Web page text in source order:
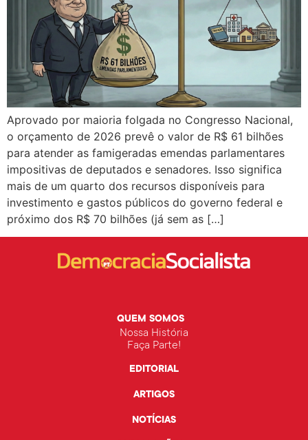
Aprovado por maioria folgada no Congresso Nacional,
o orçamento de 2026 prevê o valor de R$ 61 bilhões
para atender as famigeradas emendas parlamentares
impositivas de deputados e senadores. Isso significa
mais de um quarto dos recursos disponíveis para
investimento e gastos públicos do governo federal e
próximo dos R$ 70 bilhões (já sem as […]
QUEM SOMOS
Nossa História
Faça Parte!
EDITORIAL
ARTIGOS
NOTÍCIAS